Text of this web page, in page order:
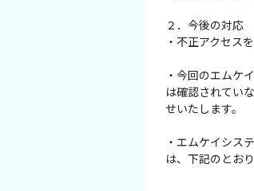
２．今後の対応
・不正アクセス
・今回のエムケ
は確認されてい
せいたします。
・エムケイシス
は、下記のとお